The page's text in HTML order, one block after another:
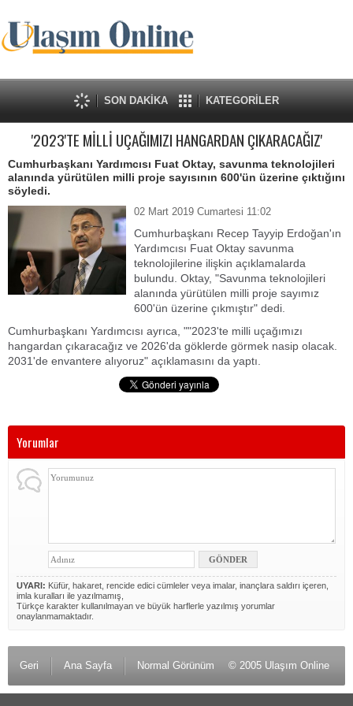
SON DAKİKA KATEGORİLER
'2023'TE MİLLİ UÇAĞIMIZI HANGARDAN ÇIKARACAĞIZ'
Cumhurbaşkanı Yardımcısı Fuat Oktay, savunma teknolojileri
alanında yürütülen milli proje sayısının 600'ün üzerine çıktığını
söyledi.
02 Mart 2019 Cumartesi 11:02
Cumhurbaşkanı Recep Tayyip Erdoğan'ın
Yardımcısı Fuat Oktay savunma
teknolojilerine ilişkin açıklamalarda
bulundu. Oktay, "Savunma teknolojileri
alanında yürütülen milli proje sayımız
600'ün üzerine çıkmıştır" dedi.
Cumhurbaşkanı Yardımcısı ayrıca, ""2023'te milli uçağımızı
hangardan çıkaracağız ve 2026'da göklerde görmek nasip olacak.
2031'de envantere alıyoruz" açıklamasını da yaptı.
Yorumlar
UYARI: Küfür, hakaret, rencide edici cümleler veya imalar, inançlara saldırı içeren,
imla kuralları ile yazılmamış,
Türkçe karakter kullanılmayan ve büyük harflerle yazılmış yorumlar
onaylanmamaktadır.
Geri Ana Sayfa Normal Görünüm © 2005 Ulaşım Online